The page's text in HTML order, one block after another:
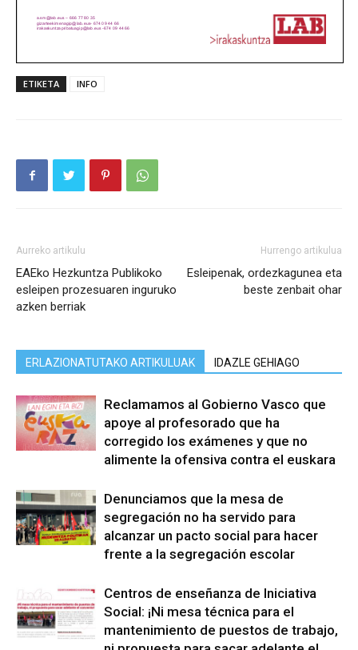
ETIKETA INFO
Aurreko artikulu
EAEko Hezkuntza Publikoko
esleipen prozesuaren inguruko
azken berriak
Hurrengo artikulua
Esleipenak, ordezkagunea eta
beste zenbait ohar
ERLAZIONATUTAKO ARTIKULUAK IDAZLE GEHIAGO
Reclamamos al Gobierno Vasco que
apoye al profesorado que ha
corregido los exámenes y que no
alimente la ofensiva contra el euskara
Denunciamos que la mesa de
segregación no ha servido para
alcanzar un pacto social para hacer
frente a la segregación escolar
Centros de enseñanza de Iniciativa
Social: ¡Ni mesa técnica para el
mantenimiento de puestos de trabajo,